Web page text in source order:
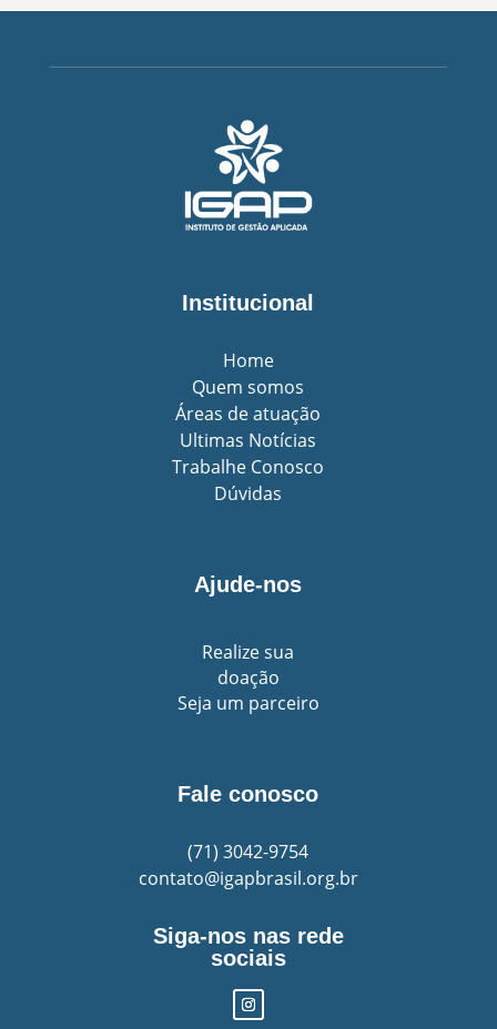
Institucional
Home
Quem somos
Áreas de atuação
Ultimas Notícias
Trabalhe Conosco
Dúvidas
Ajude-nos
Realize sua
doação
Seja um parceiro
Fale conosco
(71)3042-9754
contato@igapbrasil.org.br
Siga-nos nas rede
sociais